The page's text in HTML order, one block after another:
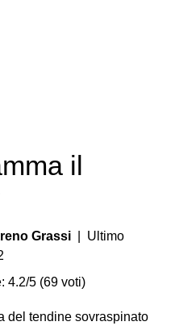
il
Grassi | Ultimo
4.2/5 (69 voti)
del tendine sovraspinato